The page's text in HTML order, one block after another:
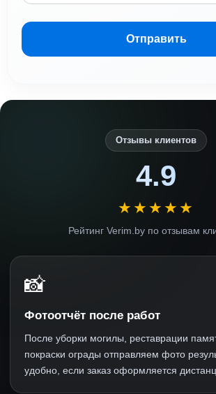
Отправить
Отзывы клиентов
4.9
★★★★★
Рейтинг Verim.by по отзывам
📸
Фотоотчёт после работ
После уборки могилы, реставрации
покраски ограды отправляем фото
удобно, если заказ оформляется